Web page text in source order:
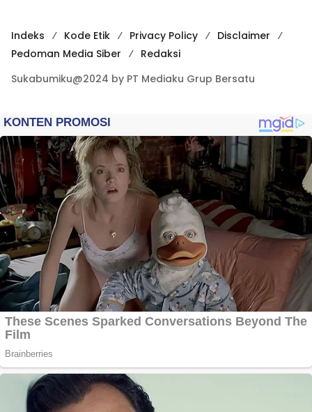
Indeks Kode Etik Privacy Policy
Disclaimer
Pedoman Media Siber
Redaksi
Sukabumiku@2024 by PT Mediaku Grup Bersatu